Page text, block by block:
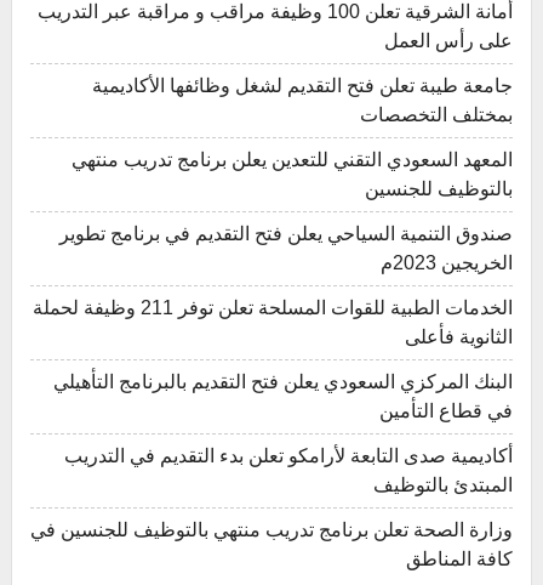
أمانة الشرقية تعلن 100 وظيفة مراقب و مراقبة عبر التدريب
على رأس العمل
جامعة طيبة تعلن فتح التقديم لشغل وظائفها الأكاديمية
بمختلف التخصصات
المعهد السعودي التقني للتعدين يعلن برنامج تدريب منتهي
بالتوظيف للجنسين
صندوق التنمية السياحي يعلن فتح التقديم في برنامج تطوير
الخريجين 2023م
الخدمات الطبية للقوات المسلحة تعلن توفر 211 وظيفة لحملة
الثانوية فأعلى
البنك المركزي السعودي يعلن فتح التقديم بالبرنامج التأهيلي
في قطاع التأمين
أكاديمية صدى التابعة لأرامكو تعلن بدء التقديم في التدريب
المبتدئ بالتوظيف
وزارة الصحة تعلن برنامج تدريب منتهي بالتوظيف للجنسين في
كافة المناطق